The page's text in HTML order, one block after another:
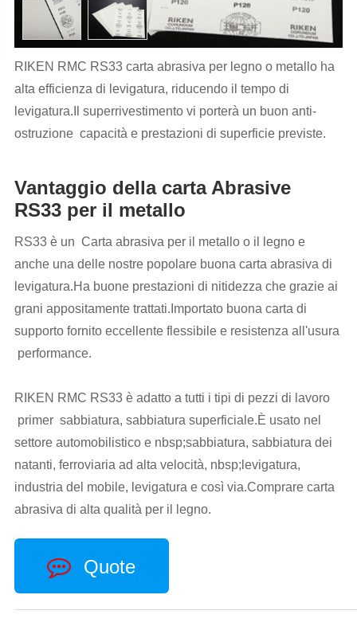
RIKEN RMC RS33 carta abrasiva per legno o metallo ha
alta efficienza di levigatura, riducendo il tempo di
levigatura.Il superrivestimento vi porterà un buon anti-
ostruzione capacità e prestazioni di superficie previste.
Vantaggio della carta Abrasive
RS33 per il metallo
RS33 è un Carta abrasiva per il metallo o il legno e
anche una delle nostre popolare buona carta abrasiva di
levigatura.Ha buone prestazioni di nitidezza che grazie ai
grani appositamente trattati.Importato buona carta di
supporto fornito eccellente flessibile e resistenza all'usura
performance.
RIKEN RMC RS33 è adatto a tutti i tipi di pezzi di lavoro
primer sabbiatura, sabbiatura superficiale.È usato nel
settore automobilistico e nbsp;sabbiatura, sabbiatura dei
natanti, ferroviaria ad alta velocità, nbsp;levigatura,
industria del mobile, levigatura e così via.Comprare carta
abrasiva di alta qualità per il legno.
Quote